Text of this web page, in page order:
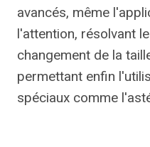
avancés, même
l'attention, résolvant
changement de la
permettant enfin
spéciaux comme